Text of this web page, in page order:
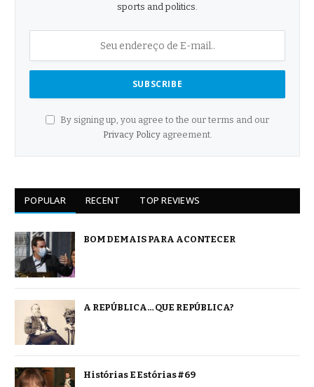
sports and politics.
By signing up, you agree to the our terms and our
Privacy Policyagreement.
POPULAR RECENT TOP REVIEWS
BOM DEMAIS PARA ACONTECER
A REPÚBLICA… QUE REPÚBLICA?
Histórias E Estórias #69